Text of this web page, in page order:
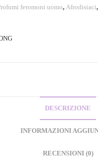
feromoni uomo,Afrodisiaci,
DESCRIZIONE
INFORMAZIONI
RECENSIONI (0)